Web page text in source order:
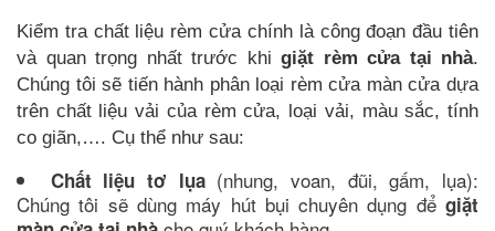
Kiểm tra chất liệu rèm cửa chính là công đoạn đầu tiên
và quan trọng nhất trước khi giặt rèm cửa tại nhà.
Chúng tôi sẽ tiến hành phân loại rèm cửa màn cửa dựa
trên chất liệu vải của rèm cửa, loại vải, màu sắc, tính
co giãn,…. Cụ thể như sau:
Chất liệu tơ lụa(nhung, voan, đũi, gấm, lụa):
Chúng tôi sẽ dùng máy hút bụi chuyên dụng đểgiặt